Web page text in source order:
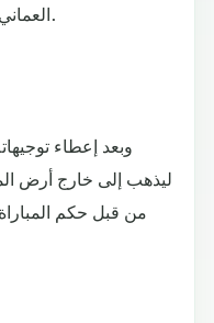
العماني من مكانه قبل تنفيذها وتصدى لها.
وبعد إعطاء
ليذهب إلى خارج أرض
من قبل حكم